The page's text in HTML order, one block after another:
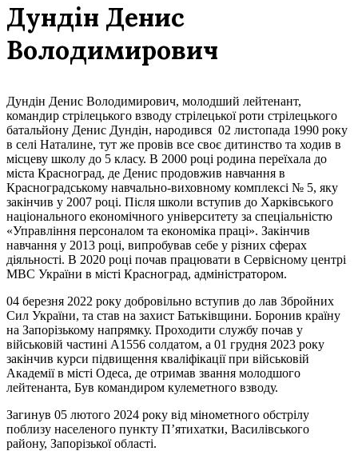
Дундін Денис
Володимирович
Дундін Денис Володимирович, молодший лейтенант,
командир стрілецького взводу стрілецької роти стрілецького
батальйону Денис Дундін, народився 02 листопада 1990 року
в селі Наталине, тут же провів все своє дитинство та ходив в
місцеву школу до 5 класу. В 2000 році родина переїхала до
міста Красноград, де Денис продовжив навчання в
Красноградському навчально-виховному комплексі № 5, яку
закінчив у 2007 році. Після школи вступив до Харківського
національного економічного університету за спеціальністю
«Управління персоналом та економіка праці». Закінчив
навчання у 2013 році, випробував себе у різних сферах
діяльності. В 2020 році почав працювати в Сервісному центрі
МВС України в місті Красноград, адміністратором.
04 березня 2022 року добровільно вступив до лав Збройних
Сил України, та став на захист Батьківщини. Боронив країну
на Запорізькому напрямку. Проходити службу почав у
військовій частині А1556 солдатом, а 01 грудня 2023 року
закінчив курси підвищення кваліфікації при військовій
Академії в місті Одеса, де отримав звання молодшого
лейтенанта, Був командиром кулеметного взводу.
Загинув 05 лютого 2024 року від мінометного обстрілу
поблизу населеного пункту П’ятихатки, Василівського
району, Запорізької області.